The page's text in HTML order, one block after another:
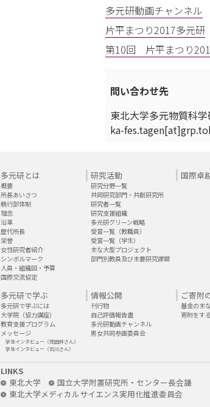
多元研動画チャンネル
片平まつり2017多元研
第10回 片平まつり
問い合わせ先
東北大学多元物質科
ka-
多元研とは
概要
所長あいさつ
執行部体制
理念
沿革
歴代所長
栄誉
女性研究者紹介
シンボルマーク
人員・組織図・予算
国際交流協定
研究活動
研究分野一覧
共同研究部門・共創研究所
研究者一覧
研究支援組織
多元研グリーン戦略
受賞一覧（教職員）
受賞一覧（学生）
主な大型プロジェクト
部門別教員及び主要研究課題
国際卓
多元研で学ぶ
多元研で学ぶには
大学院（協力講座）
教育支援プログラム
メッセージ
学生インタビュー（茂田井さん）
学生インタビュー（石川さん）
情報公開
刊行物
自己評価報告書
多元研動画チャンネル
男女共同参画委員会
ご寄附
基金の主
寄附をする
LINKS
東北大学
国立大学附置研究所・センター長会議
東北大学メディカルサイエンス実用化推進委員会